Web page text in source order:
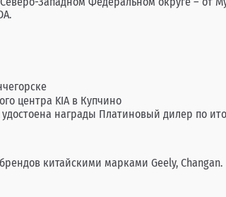
центра KIA в Купчино
награды Платиновый дилер по
китайскими марками Geely, Changan.